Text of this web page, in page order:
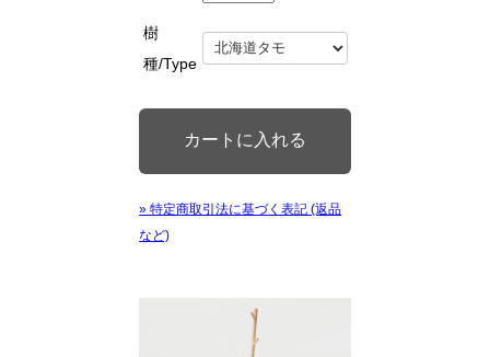
樹
種/Type
» 特定商取引法に基づく表記 (返品
など)